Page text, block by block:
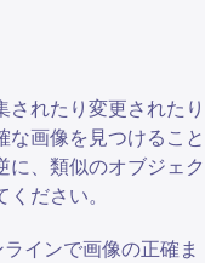
れたり変更されたり
な画像を見つけること
に、類似のオブジェク
ださい。
インで画像の正確ま